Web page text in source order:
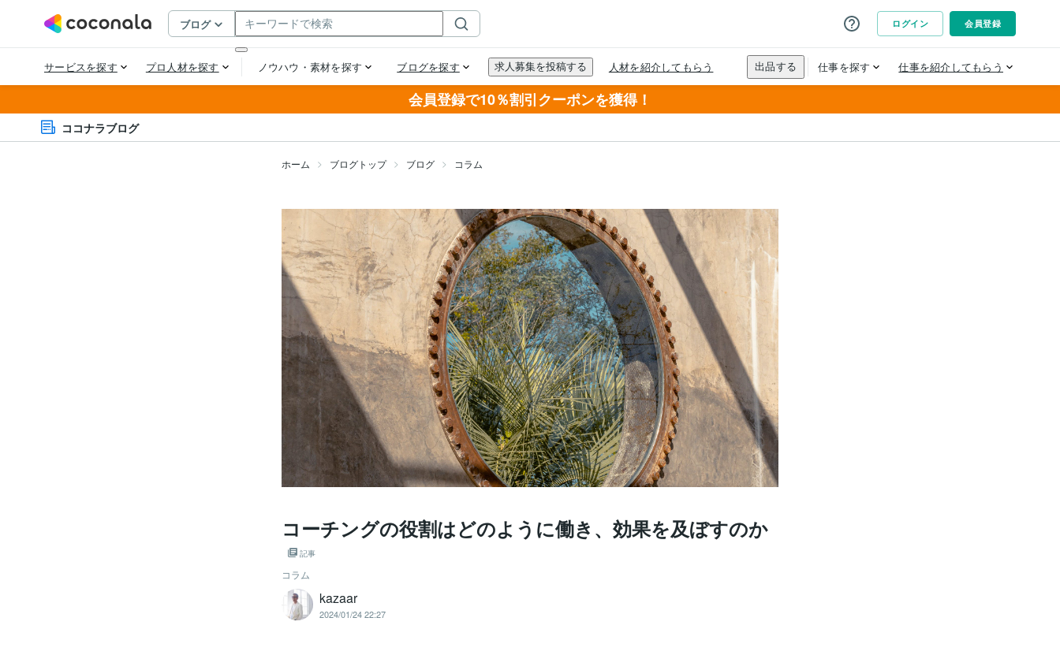
会員登録で10％割引クーポンを獲得！
ココナラブログ
ホーム ブログトップ ブログ コラム
コーチングの役割はどのように働き、効果を及ぼすのか
記事
コラム
kazaar
2024/01/24 22:27